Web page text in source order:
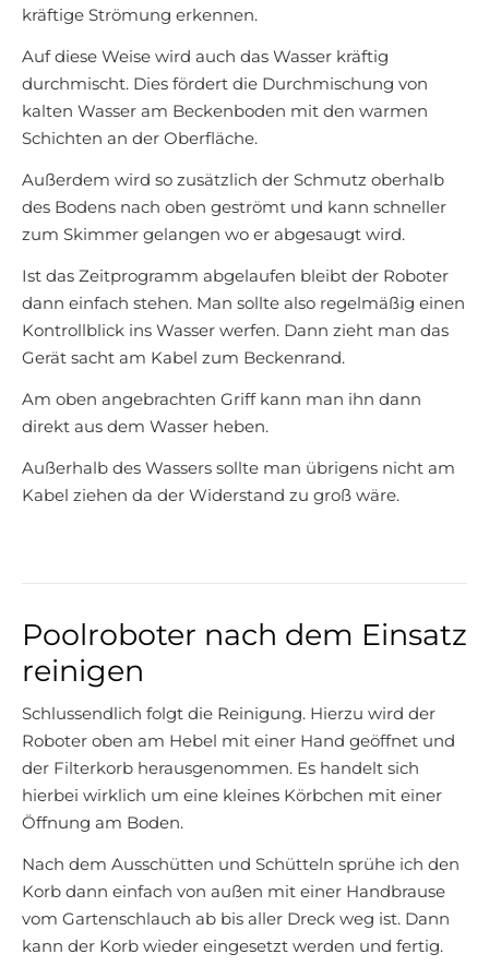
kräftige Strömung erkennen.
Auf diese Weise wird auch das Wasser kräftig
durchmischt. Dies fördert die Durchmischung von
kalten Wasser am Beckenboden mit den warmen
Schichten an der Oberfläche.
Außerdem wird so zusätzlich der Schmutz oberhalb
des Bodens nach oben geströmt und kann schneller
zum Skimmer gelangen wo er abgesaugt wird.
Ist das Zeitprogramm abgelaufen bleibt der Roboter
dann einfach stehen. Man sollte also regelmäßig einen
Kontrollblick ins Wasser werfen. Dann zieht man das
Gerät sacht am Kabel zum Beckenrand.
Am oben angebrachten Griff kann man ihn dann
direkt aus dem Wasser heben.
Außerhalb des Wassers sollte man übrigens nicht am
Kabel ziehen da der Widerstand zu groß wäre.
Poolroboter nach dem Einsatz
reinigen
Schlussendlich folgt die Reinigung. Hierzu wird der
Roboter oben am Hebel mit einer Hand geöffnet und
der Filterkorb herausgenommen. Es handelt sich
hierbei wirklich um eine kleines Körbchen mit einer
Öffnung am Boden.
Nach dem Ausschütten und Schütteln sprühe ich den
Korb dann einfach von außen mit einer Handbrause
vom Gartenschlauch ab bis aller Dreck weg ist. Dann
kann der Korb wieder eingesetzt werden und fertig.